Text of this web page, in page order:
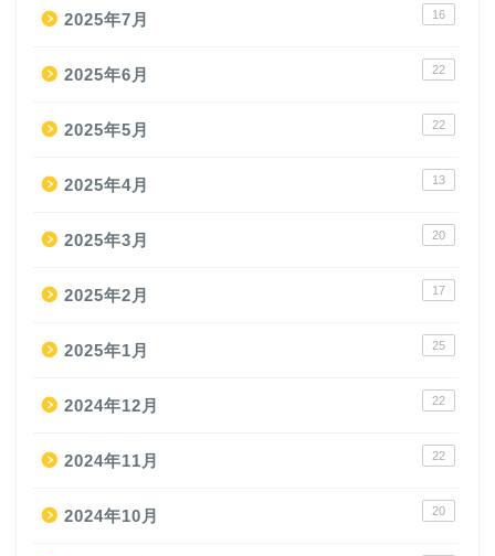
2025年7月 16
2025年6月 22
2025年5月 22
2025年4月 13
2025年3月 20
2025年2月 17
2025年1月 25
2024年12月 22
2024年11月 22
2024年10月 20